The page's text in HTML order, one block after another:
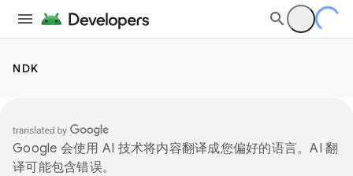
NDK
Google 会使用 AI 技术将内容翻译成您偏好的语言。AI 翻
译可能包含错误。